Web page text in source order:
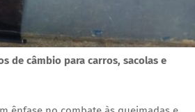
de câmbio para carros, sacolas e